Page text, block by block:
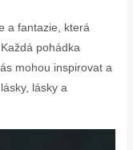
a fantazie,​ která
pohádka
mohou inspirovat a
lásky a